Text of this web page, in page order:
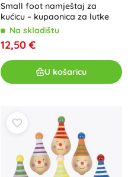
Small foot namještaj za
kućicu – kupaonica za lutke
Na skladištu
12,50 €
U košaricu